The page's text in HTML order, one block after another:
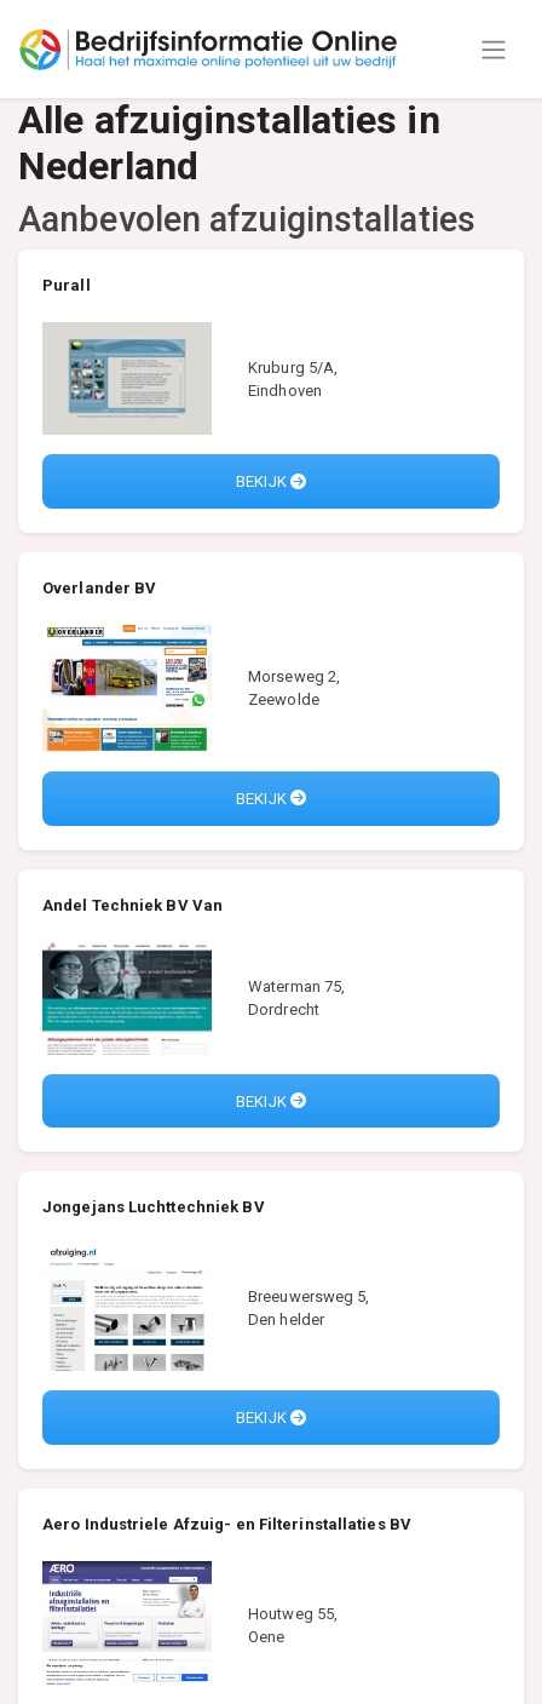
Alle afzuiginstallaties in
Nederland
Aanbevolen afzuiginstallaties
Purall
Kruburg 5/A,
Eindhoven
BEKIJK
Overlander BV
Morseweg 2,
Zeewolde
BEKIJK
Andel Techniek BV Van
Waterman 75,
Dordrecht
BEKIJK
Jongejans Luchttechniek BV
Breeuwersweg 5,
Den helder
BEKIJK
Aero Industriele Afzuig- en Filterinstallaties BV
Houtweg 55,
Oene